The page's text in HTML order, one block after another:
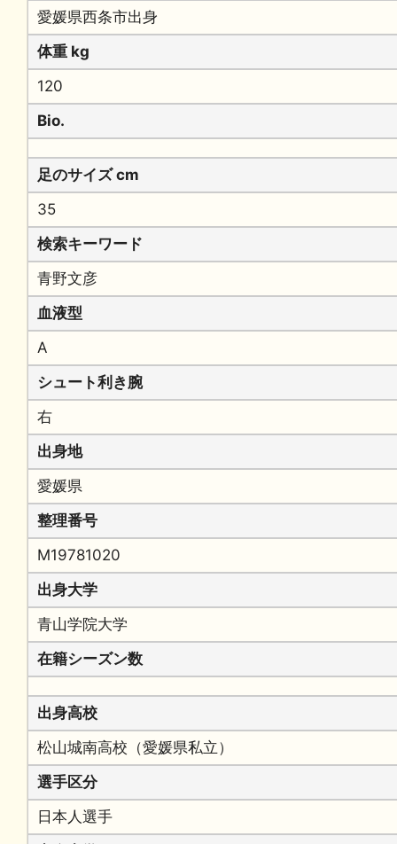
愛媛県西条市出身
体重 kg
120
Bio.
足のサイズ cm
35
検索キーワード
青野文彦
血液型
A
シュート利き腕
右
出身地
愛媛県
整理番号
M19781020
出身大学
青山学院大学
在籍シーズン数
出身高校
松山城南高校（愛媛県私立）
選手区分
日本人選手